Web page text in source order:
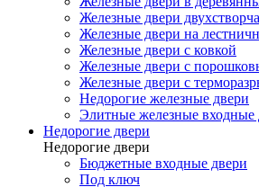
Железные двери
Железные двери на
Железные двери с ковкой
Железные двери с
Железные двери с
Недорогие железные двери
Элитные железные входные
Недорогие двери
Недорогие двери
Бюджетные входные двери
Под ключ